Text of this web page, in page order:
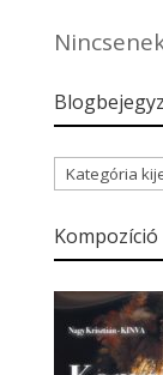
kategóriái